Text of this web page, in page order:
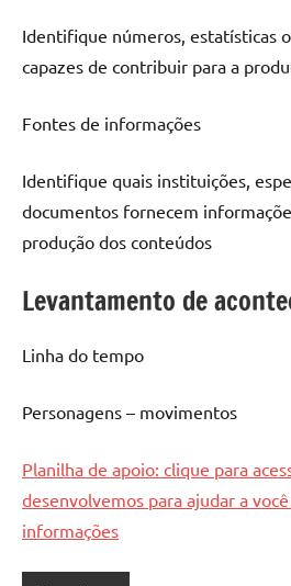
Identifique números, estatísticas
capazes de contribuir para a
Fontes de informações
Identifique quais instituições,
documentos fornecem
produção dos conteúdos
Levantamento de
Linha do tempo
Personagens – movimentos
Planilha de apoio: clique para
desenvolvemos para ajudar a
informações